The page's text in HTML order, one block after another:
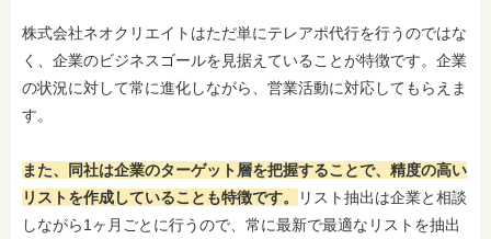
株式会社ネオクリエイトはただ単にテレアポ代行を行うのではな
く、企業のビジネスゴールを見据えていることが特徴です。企業
の状況に対して常に進化しながら、営業活動に対応してもらえま
す。
また、同社は企業のターゲット層を把握することで、精度の高い
リストを作成していることも特徴です。
リスト抽出は企業と相談
しながら1ヶ月ごとに行うので、常に最新で最適なリストを抽出